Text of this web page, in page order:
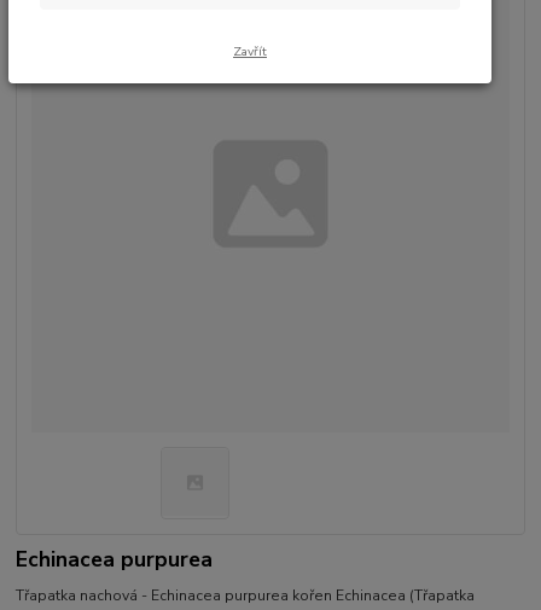
Echinacea purpurea
Třapatka nachová - Echinacea purpurea kořen Echinacea (Třapatka
Zavřít